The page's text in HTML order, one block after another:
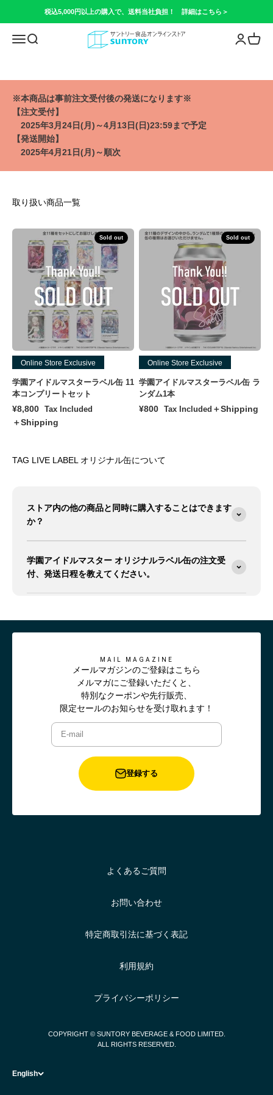
Skip to content
税込5,000円以上の購入で、送料当社負担！ 詳細はこちら＞
Open navigation menu
Open search サントリー食品オンラインストア OpenOpen
※本商品は事前注文受付後の発送になります※
【注文受付】
2025年3月24日(月)～4月13日(日)23:59まで予定
【発送開始】
2025年4月21日(月)～順次
取り扱い商品一覧
Sold out
Online Store Exclusive
学園アイドルマスターラベル缶 11
本コンプリートセット
Sale price
¥8,800 Tax Included
＋Shipping
Sold out
Online Store Exclusive
学園アイドルマスターラベル缶 ラ
ンダム1本
Sale price
¥800 Tax Included ＋Shipping
TAG LIVE LABEL オリジナル缶について
ストア内の他の商品と同時に購入することはできます
か？
学園アイドルマスター オリジナルラベル缶の注文受
付、発送日程を教えてください。
MAIL MAGAZINE
メールマガジンのご登録はこちら
メルマガにご登録いただくと、
特別なクーポンや先行販売、
限定セールのお知らせを受け取れます！
E-mail
登録する
よくあるご質問
お問い合わせ
特定商取引法に基づく表記
利用規約
プライバシーポリシー
COPYRIGHT © SUNTORY BEVERAGE & FOOD LIMITED.
ALL RIGHTS RESERVED.
English